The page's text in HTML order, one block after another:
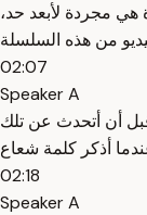
هي مجردة لأبعد حد،
02:07
Speaker A
أن أتحدث عن تلك
02:18
Speaker A